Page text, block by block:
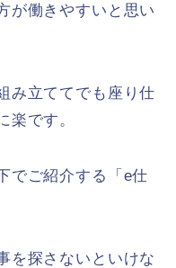
が働きやすいと思い
み立ててでも座り仕
楽です。
でご紹介する「e仕
を探さないといけな